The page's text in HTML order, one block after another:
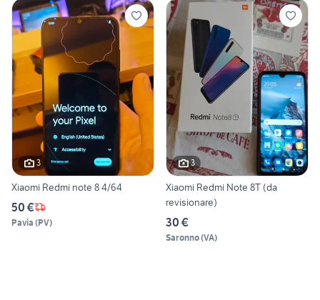
3
Xiaomi Redmi note 8 4/64
50 €
Pavia (PV)
3
Xiaomi Redmi Note 8T (da
revisionare)
30 €
Saronno(VA)